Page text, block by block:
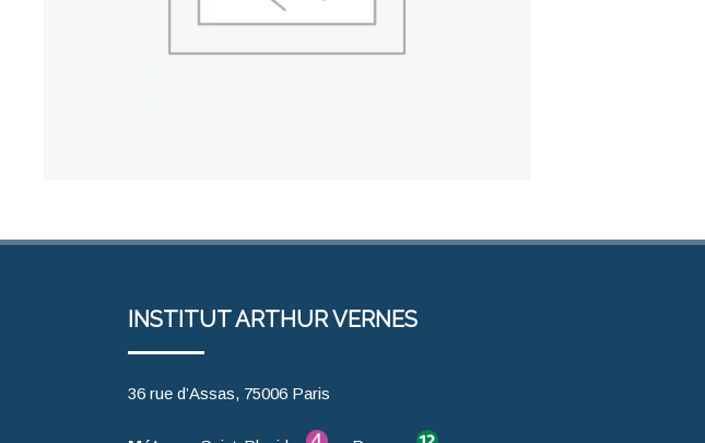
INSTITUT ARTHUR VERNES
36 rue d’Assas, 75006 Paris